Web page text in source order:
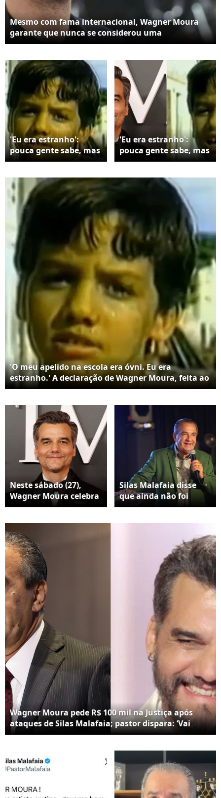
Mesmo com fama internacional, Wagner Moura
garante que nunca se considerou uma
celebridade. Em entrevista, o ator afirmou que
defendeu o direito de ficar longe do 'circo' da fama
'Eu era estranho':
pouca gente sabe, mas
bem antes de 'O
indicado ao Oscar,
Wagner Moura ganhou
apelido inusitado na
época da escola
'Eu era estranho':
pouca gente sabe, mas
bem antes de 'O
indicado ao Oscar,
Wagner Moura ganhou
apelido inusitado na
época da escola
'O meu apelido na escola era óvni. Eu era
estranho.' A declaração de Wagner Moura, feita ao
Fantástico, voltou a repercutir após o ator entrar
ao Oscar de Melhor Ator
Neste sábado (27),
Wagner Moura celebra
50 anos com uma
reconhecimento
internacional, porém,
o ator confessou que
passou a adolescência
sem muitos amigos e
encontrou no teatro o
lugar onde finalmente
se sentiu acolhido
Silas Malafaia disse
que ainda não foi
oficialmente
Moura em meio a
muitas críticas
Wagner Moura pede R$ 100 mil na Justiça após
ataques de Silas Malafaia; pastor dispara: ‘Vai
voltar a apanhar’